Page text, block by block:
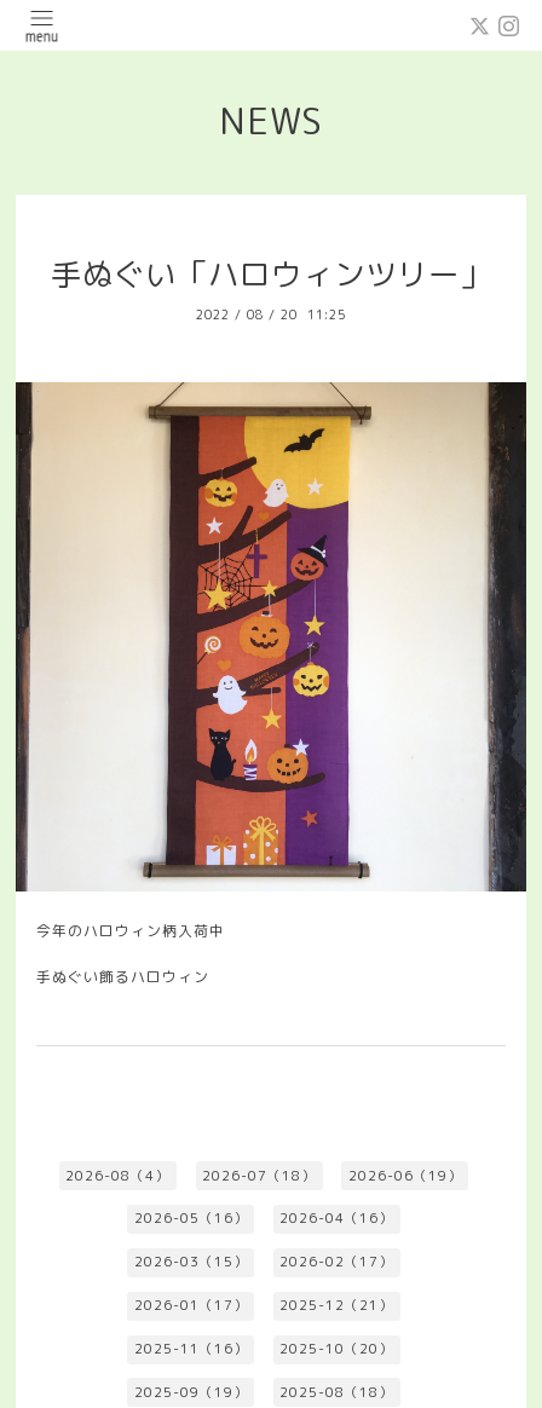
NEWS
手ぬぐい「ハロウィンツリー」
2022 / 08 / 20 11:25
今年のハロウィン柄入荷中
手ぬぐい飾るハロウィン
2026-08（4） 2026-07（18） 2026-06（19）
2026-05（16） 2026-04（16）
2026-03（15） 2026-02（17）
2026-01（17） 2025-12（21）
2025-11（16） 2025-10（20）
2025-09（19） 2025-08（18）